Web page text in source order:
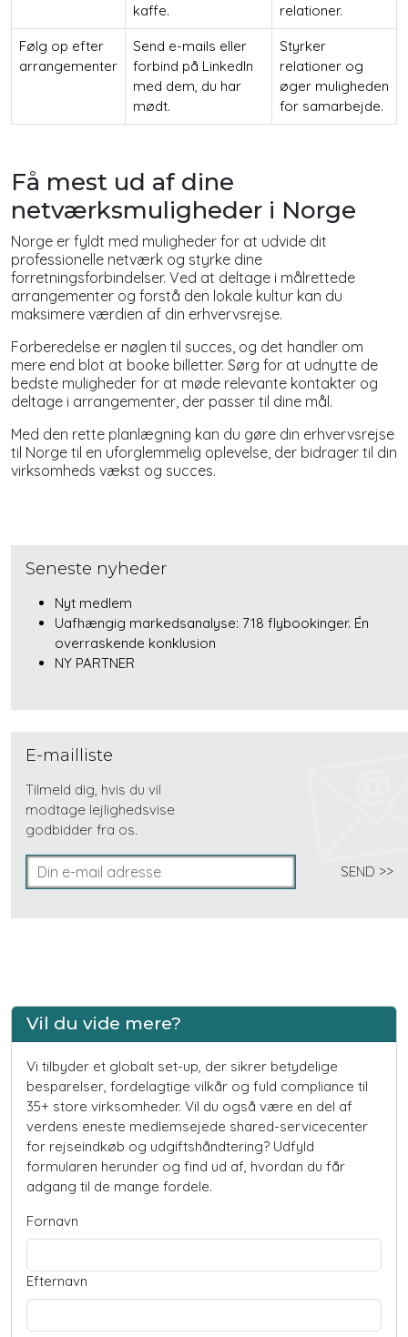
kaffe.
relationer.
Følg op efter
arrangementer
Send e-mails eller
forbind på LinkedIn
med dem, du har
mødt.
Styrker
relationer og
øger muligheden
for samarbejde.
Få mest ud af dine
netværksmuligheder i Norge
Norge er fyldt med muligheder for at udvide dit
professionelle netværk og styrke dine
forretningsforbindelser. Ved at deltage i målrettede
arrangementer og forstå den lokale kultur kan du
maksimere værdien af din erhvervsrejse.
Forberedelse er nøglen til succes, og det handler om
mere end blot at booke billetter. Sørg for at udnytte de
bedste muligheder for at møde relevante kontakter og
deltage i arrangementer, der passer til dine mål.
Med den rette planlægning kan du gøre din erhvervsrejse
til Norge til en uforglemmelig oplevelse, der bidrager til din
virksomheds vækst og succes.
Seneste nyheder
Nyt medlem
Uafhængig markedsanalyse: 718 flybookinger. Én
overraskende konklusion
NY PARTNER
E-mailliste
Tilmeld dig, hvis du vil
modtage lejlighedsvise
godbidder fra os.
Vil du vide mere?
Vi tilbyder et globalt set-up, der sikrer betydelige
besparelser, fordelagtige vilkår og fuld compliance til
35+ store virksomheder. Vil du også være en del af
verdens eneste medlemsejede shared-servicecenter
for rejseindkøb og udgiftshåndtering? Udfyld
formularen herunder og find ud af, hvordan du får
adgang til de mange fordele.
Fornavn
Efternavn